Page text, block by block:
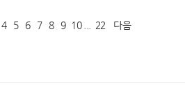
4 5 6 7 8 9 10 22 다음